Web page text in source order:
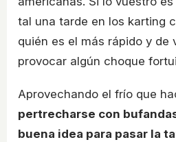
tal una tarde en los karting
quién es el más rápido y de
provocar algún choque
Aprovechando el frío que
pertrecharse con
buena idea para pasar la